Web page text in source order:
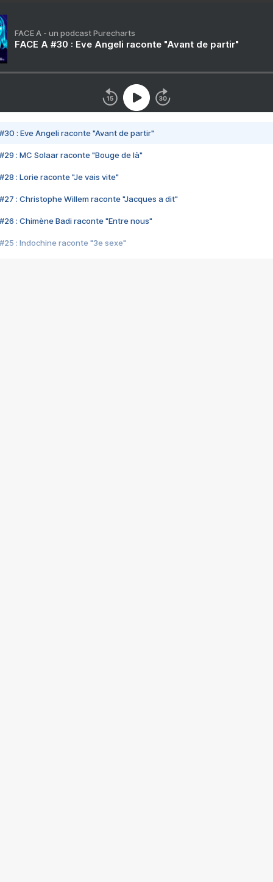
FACE A - un podcast Purecharts
FACE A #30 : Eve Angeli raconte "Avant de partir"
#30 : Eve Angeli raconte "Avant de partir"
#29 : MC Solaar raconte "Bouge de là"
#28 : Lorie raconte "Je vais vite"
#27 : Christophe Willem raconte "Jacques a dit"
#26 : Chimène Badi raconte "Entre nous"
#25 : Indochine raconte "3e sexe"